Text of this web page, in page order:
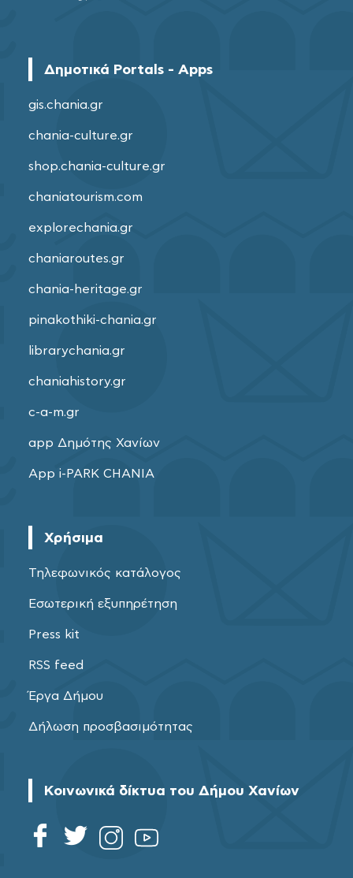
Δημοτικά Portals - Apps
gis.chania.gr
chania-culture.gr
shop.chania-culture.gr
chaniatourism.com
explorechania.gr
chaniaroutes.gr
chania-heritage.gr
pinakothiki-chania.gr
librarychania.gr
chaniahistory.gr
c-a-m.gr
app Δημότης Χανίων
App i-PARK CHANIA
Χρήσιμα
Τηλεφωνικός κατάλογος
Εσωτερική εξυπηρέτηση
Press kit
RSS feed
Έργα Δήμου
Δήλωση προσβασιμότητας
Κοινωνικά δίκτυα του Δήμου Χανίων